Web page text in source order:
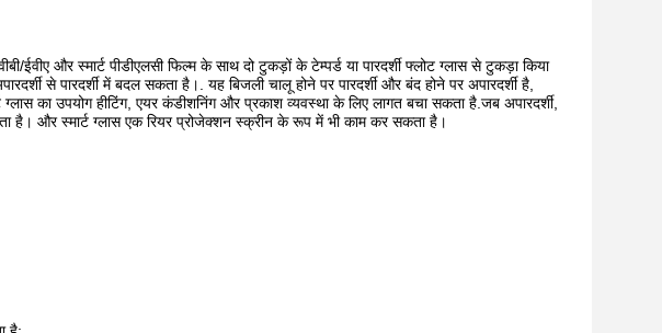
ईवीए और स्मार्ट पीडीएलसी फिल्म के साथ दो टुकड़ों के टेम्पर्ड या पारदर्शी फ्लोट ग्लास से टुकड़ा किया
से पारदर्शी में बदल सकता है।. यह बिजली चालू होने पर पारदर्शी और बंद होने पर अपारदर्शी है,
का उपयोग हीटिंग, एयर कंडीशनिंग और प्रकाश व्यवस्था के लिए लागत बचा सकता है.जब अपारदर्शी,
है। और स्मार्ट ग्लास एक रियर प्रोजेक्शन स्क्रीन के रूप में भी काम कर सकता है।